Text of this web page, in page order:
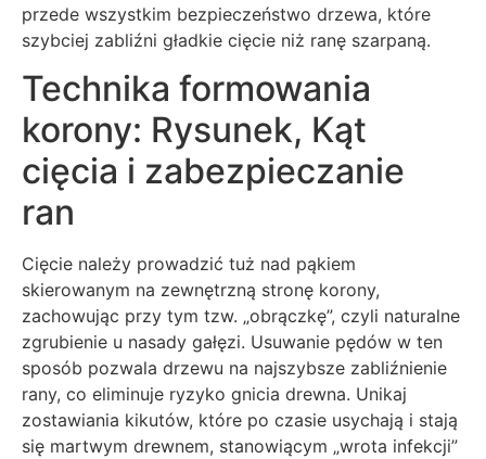
przede wszystkim bezpieczeństwo drzewa, które
szybciej zabliźni gładkie cięcie niż ranę szarpaną.
Technika formowania
korony: Rysunek, Kąt
cięcia i zabezpieczanie
ran
Cięcie należy prowadzić tuż nad pąkiem
skierowanym na zewnętrzną stronę korony,
zachowując przy tym tzw. „obrączkę”, czyli naturalne
zgrubienie u nasady gałęzi. Usuwanie pędów w ten
sposób pozwala drzewu na najszybsze zabliźnienie
rany, co eliminuje ryzyko gnicia drewna. Unikaj
zostawiania kikutów, które po czasie usychają i stają
się martwym drewnem, stanowiącym „wrota infekcji”